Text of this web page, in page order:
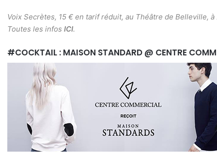
Voix Secrètes, 15 € en tarif réduit, au Théâtre de Belleville, à
Toutes les infos ICI.
#COCKTAIL : MAISON STANDARD @ CENTRE